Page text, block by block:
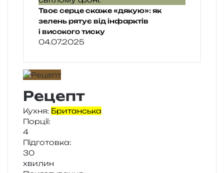
Твоє серце скаже «дякую»: як
зелень рятує від інфарктів
і високого тиску
04.07.2025
Рецепт
Кухня: Британська
Порції:
4
Підготовка:
30
хви­лин